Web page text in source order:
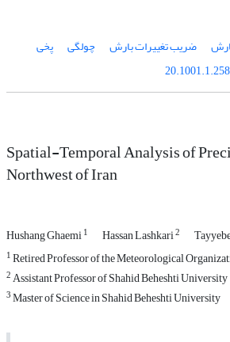
ضریب تغییرات بارش چولگى
پخى
Spatial-Temporal Analysis of
Northwest of Iran
Hushang Ghaemi1 Hassan Lashkari2
1Retired Professor of the Meteorological
2Assistant Professor of Shahid Beheshti University
3Master of Science in Shahid Beheshti University